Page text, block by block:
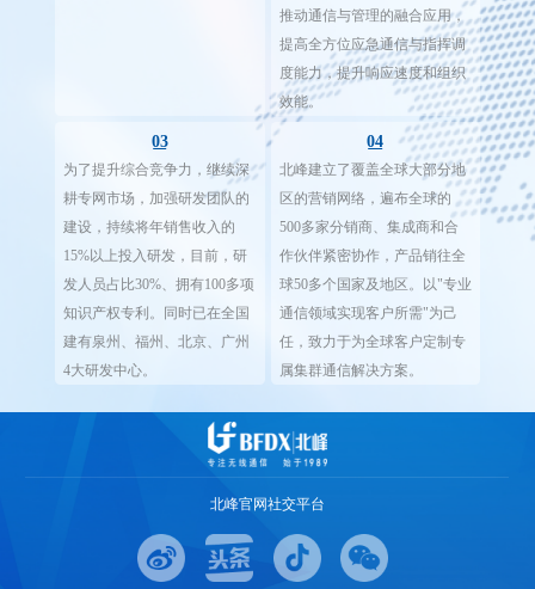
推动通信与管理的融合应用，
提高全方位应急通信与指挥调
度能力，提升响应速度和组织
效能。
03
为了提升综合竞争力，继续深
耕专网市场，加强研发团队的
建设，持续将年销售收入的
15%以上投入研发，目前，研
发人员占比30%、拥有100多项
知识产权专利。同时已在全国
建有泉州、福州、北京、广州
4大研发中心。
04
北峰建立了覆盖全球大部分地
区的营销网络，遍布全球的
500多家分销商、集成商和合
作伙伴紧密协作，产品销往全
球50多个国家及地区。以"专业
通信领域实现客户所需"为己
任，致力于为全球客户定制专
属集群通信解决方案。
北峰官网社交平台